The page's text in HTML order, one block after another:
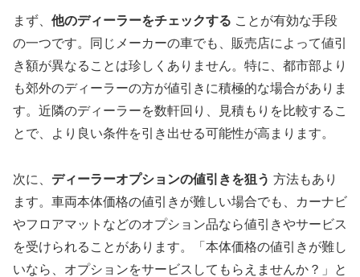
まず、 他のディーラーをチェックする ことが有効な手段
の一つです。同じメーカーの車でも、販売店によって値引
き額が異なることは珍しくありません。特に、都市部より
も郊外のディーラーの方が値引きに積極的な場合がありま
す。近隣のディーラーを数軒回り、見積もりを比較するこ
とで、より良い条件を引き出せる可能性が高まります。
次に、 ディーラーオプションの値引きを狙う 方法もあり
ます。車両本体価格の値引きが難しい場合でも、カーナビ
やフロアマットなどのオプション品なら値引きやサービス
を受けられることがあります。「本体価格の値引きが難し
いなら、オプションをサービスしてもらえませんか？」と